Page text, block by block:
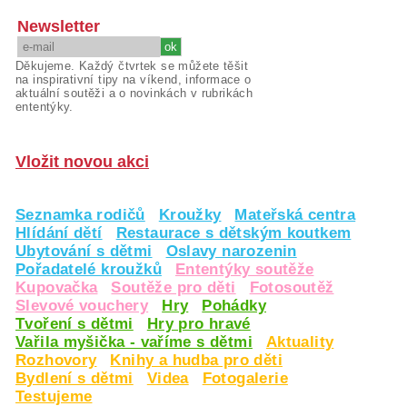
Newsletter
Děkujeme. Každý čtvrtek se můžete těšit
na inspirativní tipy na víkend, informace o
aktuální soutěži a o novinkách v rubrikách
ententýky.
Vložit novou akci
Seznamka rodičů Kroužky
Mateřská centra
Hlídání dětí
Restaurace s dětským koutkem
Ubytování s dětmi
Oslavy narozenin
Pořadatelé kroužků
Ententýky soutěže
Kupovačka
Soutěže pro děti
Fotosoutěž
Slevové vouchery
Hry
Pohádky
Tvoření s dětmi
Hry pro hravé
Vařila myšička - vaříme s dětmi
Aktuality
Rozhovory
Knihy a hudba pro děti
Bydlení s dětmi
Videa
Fotogalerie
Testujeme